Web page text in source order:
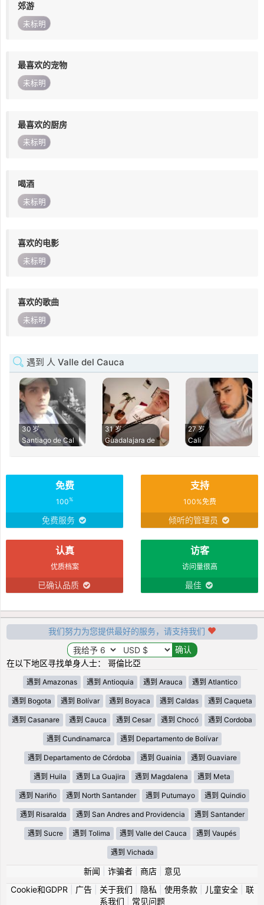
郊游
未标明
最喜欢的宠物
未标明
最喜欢的厨房
未标明
喝酒
未标明
喜欢的电影
未标明
喜欢的歌曲
未标明
遇到 人 Valle del Cauca
30 岁
Santiago de Cal
31 岁
Guadalajara de
27 岁
Cali
免费
100%
免费服务
支持
100%免费
倾听的管理员
认真
优质档案
已确认品质
访客
访问量很高
最佳
我们努力为您提供最好的服务，请支持我们
在以下地区寻找单身人士： 哥倫比亞
遇到 Amazonas 遇到 Antioquia 遇到 Arauca 遇到 Atlantico
遇到 Bogota 遇到 Bolívar 遇到 Boyaca 遇到 Caldas 遇到 Caqueta
遇到 Casanare 遇到 Cauca 遇到 Cesar 遇到 Chocó 遇到 Cordoba
遇到 Cundinamarca 遇到 Departamento de Bolívar
遇到 Departamento de Córdoba 遇到 Guainia 遇到 Guaviare
遇到 Huila 遇到 La Guajira 遇到 Magdalena 遇到 Meta
遇到 Nariño 遇到 North Santander 遇到 Putumayo 遇到 Quindio
遇到 Risaralda 遇到 San Andres and Providencia 遇到 Santander
遇到 Sucre 遇到 Tolima 遇到 Valle del Cauca 遇到 Vaupés
遇到 Vichada
新闻 诈骗者| 商店| 意见
Cookie和GDPR
广告| 关于我们 隐私 使用条款| 儿童安全| 联
系我们
常见问题